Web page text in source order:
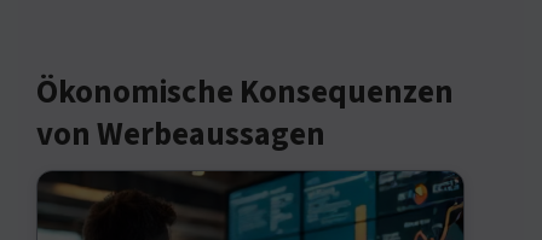
Ökonomische Konsequenzen
von Werbeaussagen